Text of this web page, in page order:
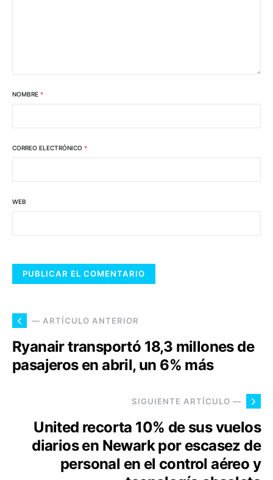
NOMBRE *
CORREO ELECTRÓNICO *
WEB
— ARTÍCULO ANTERIOR
Ryanair transportó 18,3 millones de
pasajeros en abril, un 6% más
SIGUIENTE ARTÍCULO —
United recorta 10% de sus vuelos
diarios en Newark por escasez de
personal en el control aéreo y